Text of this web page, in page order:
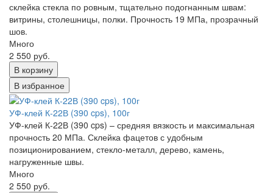
склейка стекла по ровным, тщательно подогнанным швам:
витрины, столешницы, полки. Прочность 19 МПа, прозрачный
шов.
Много
2 550 руб.
В корзину
В избранное
УФ-клей К-22В (390 cps), 100г
УФ-клей К-22В (390 cps) – средняя вязкость и максимальная
прочность 20 МПа. Склейка фацетов с удобным
позиционированием, стекло-металл, дерево, камень,
нагруженные швы.
Много
2 550 руб.